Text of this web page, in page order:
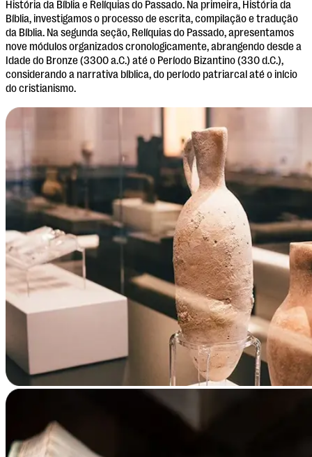
História da Bíblia e Relíquias do Passado. Na primeira, História da
Bíblia, investigamos o processo de escrita, compilação e tradução
da Bíblia. Na segunda seção, Relíquias do Passado, apresentamos
nove módulos organizados cronologicamente, abrangendo desde a
Idade do Bronze (3300 a.C.) até o Período Bizantino (330 d.C.),
considerando a narrativa bíblica, do período patriarcal até o início
do cristianismo.